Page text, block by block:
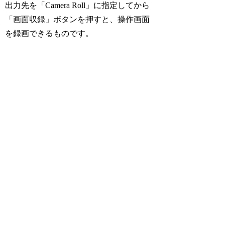
出力先を「Camera Roll」に指定してから
「画面収録」ボタンを押すと、操作画面
を録画できるものです。